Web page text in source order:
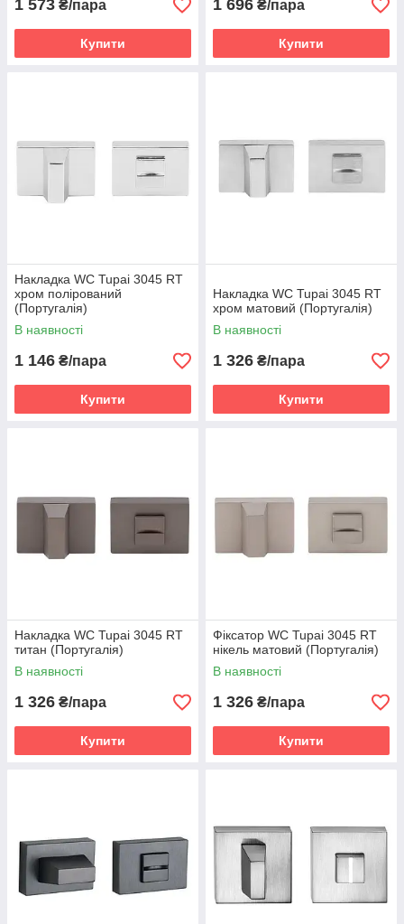
1 573 ₴/пара
Купити
1 696 ₴/пара
Купити
Накладка WC Tupai 3045 RT
хром полірований
(Португалія)
В наявності
1 146 ₴/пара
Купити
Накладка WC Tupai 3045 RT
хром матовий (Португалія)
В наявності
1 326 ₴/пара
Купити
Накладка WC Tupai 3045 RT
титан (Португалія)
В наявності
1 326 ₴/пара
Купити
Фіксатор WC Tupai 3045 RT
нікель матовий (Португалія)
В наявності
1 326 ₴/пара
Купити